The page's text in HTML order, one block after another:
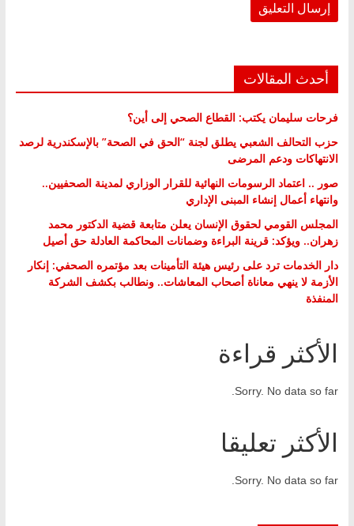
أحدث المقالات
فرحات سليمان يكتب: القطاع الصحي إلى أين؟
حزب التحالف الشعبي يطلق لجنة “الحق في الصحة” بالإسكندرية لرصد
الانتهاكات ودعم المرضى
صور .. اعتماد الرسومات النهائية للقرار الوزاري لمدينة الصحفيين..
وانتهاء أعمال إنشاء المبنى الإداري
المجلس القومي لحقوق الإنسان يعلن متابعة قضية الدكتور محمد
زهران.. ويؤكد: قرينة البراءة وضمانات المحاكمة العادلة حق أصيل
دار الخدمات ترد على رئيس هيئة التأمينات بعد مؤتمره الصحفي: إنكار
الأزمة لا ينهي معاناة أصحاب المعاشات.. ونطالب بكشف الشركة
المنفذة
الأكثر قراءة
Sorry. No data so far.
الأكثر تعليقا
Sorry. No data so far.